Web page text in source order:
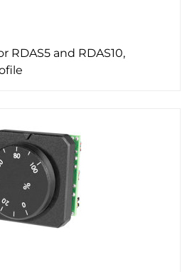
RDAS5 and RDAS10,